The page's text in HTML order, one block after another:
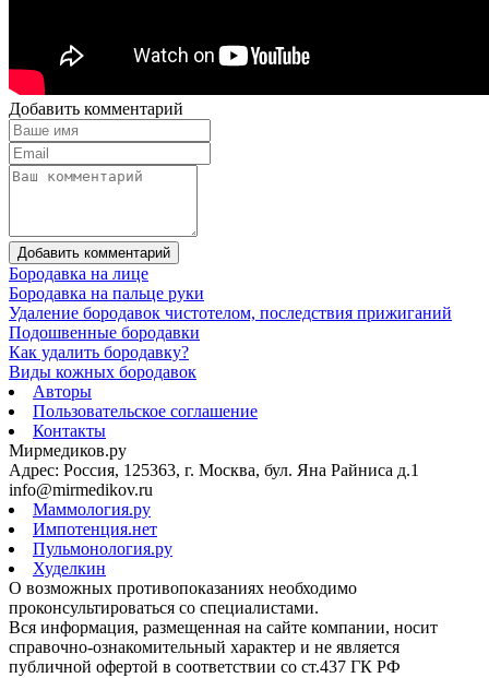
Добавить комментарий
Добавить комментарий
Бородавка на лице
Бородавка на пальце руки
Удаление бородавок чистотелом, последствия прижиганий
Подошвенные бородавки
Как удалить бородавку?
Виды кожных бородавок
Авторы
Пользовательское соглашение
Контакты
Мирмедиков.ру
Адрес: Россия, 125363, г. Москва, бул. Яна Райниса д.1
info@mirmedikov.ru
Маммология.ру
Импотенция.нет
Пульмонология.ру
Худелкин
О возможных противопоказаниях необходимо
проконсультироваться со специалистами.
Вся информация, размещенная на сайте компании, носит
справочно-ознакомительный характер и не является
публичной офертой в соответствии со ст.437 ГК РФ